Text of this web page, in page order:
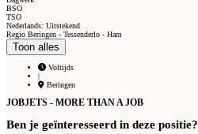
BSO
TSO
Nederlands: Uitstekend
Regio Beringen - Tessenderlo - Ham
Toon alles
Voltijds
|
Beringen
JOBJETS - MORE THAN A JOB
Ben je geïnteresseerd in deze positie?